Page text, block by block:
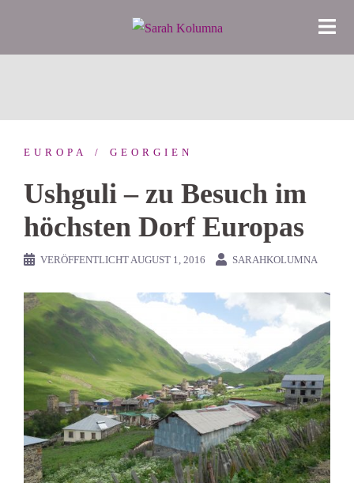
springen
EUROPA GEORGIEN
Ushguli – zu Besuch im
höchsten Dorf Europas
VERÖFFENTLICHT AUGUST 1, 2016 SARAHKOLUMNA